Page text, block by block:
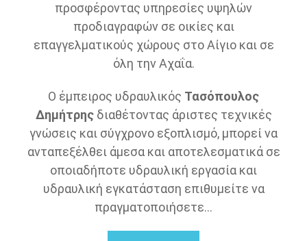
προσφέροντας υπηρεσίες υψηλών
προδιαγραφών σε οικίες και
επαγγελματικούς χώρους στο Αίγιο και σε
όλη την Αχαΐα.
Ο έμπειρος υδραυλικός Τασόπουλος
Δημήτρηςδιαθέτοντας άριστες τεχνικές
γνώσεις και σύγχρονο εξοπλισμό, μπορεί να
ανταπεξέλθει άμεσα και αποτελεσματικά σε
οποιαδήποτε υδραυλική εργασία και
υδραυλική εγκατάσταση επιθυμείτε να
πραγματοποιήσετε...